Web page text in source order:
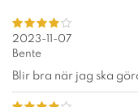
2023-11-07
Bente
Blir bra när jag ska